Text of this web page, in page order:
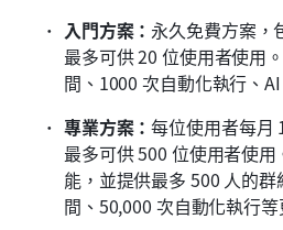
入門方案： 永久免費方案，
最多可供 20 位使用者使用
間、1000 次自動化執行、
專業方案：每位使用者每月
最多可供 500 位使用者使
能，並提供最多 500 人的
間、50,000 次自動化執行等